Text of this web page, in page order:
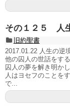
その１２５ 人
旧約聖書
2017.01.22 人生の
他の囚人の世話をす
囚人の夢を解き明か
人はヨセフのことを
で...